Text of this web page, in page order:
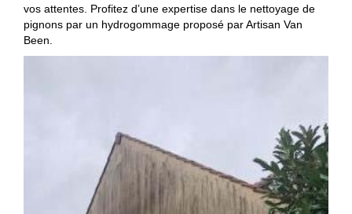
vos attentes. Profitez d’une expertise dans le nettoyage de
pignons par un hydrogommage proposé par Artisan Van
Been.